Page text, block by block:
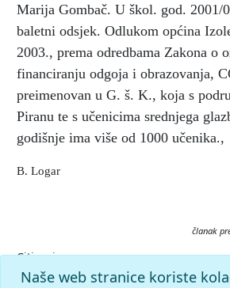
Marija Gombač. U škol. god. 2001/
baletni odsjek. Odlukom općina
2003., prema odredbama Zakona o
financiranju odgoja i obrazovanja,
preimenovan u G. š. K., koja s
Piranu te s učenicima srednjega
godišnje ima više od 1000 učenika.,
B. Logar
članak
Citiranje:
Glasbena šola Koper.Istarska
Naše web stranice koriste